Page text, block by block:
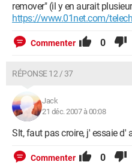
remover" (il y en aurait
https://www.01net.com/
Commenter 0
RÉPONSE 12 / 37
Jack
21 déc. 2007 à 00:08
Slt, faut pas croire, j' essaie d'
Commenter 0